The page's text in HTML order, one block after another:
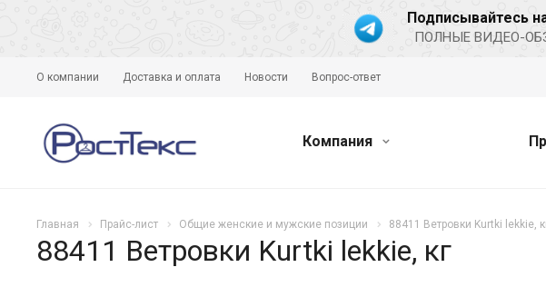
Подписывайтесь
ПОЛНЫЕ ВИДЕО-
О компании Доставка и оплата Новости Вопрос-ответ
Компания
Главная Прайс-лист Общие женские и мужские позиции 88411 Ветровки Kurtki lekkie,
88411 Ветровки Kurtki lekkie, кг